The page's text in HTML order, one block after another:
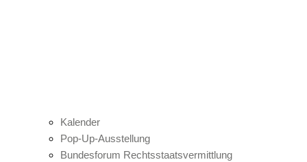
Kalender
Pop-Up-Ausstellung
Bundesforum Rechtsstaatsvermittlung